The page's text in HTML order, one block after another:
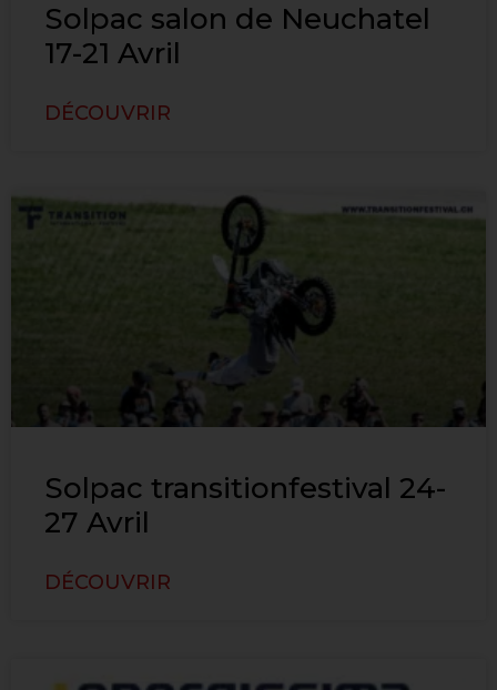
Solpac salon de Neuchatel
17-21 Avril
DÉCOUVRIR
Solpac transitionfestival 24-
27 Avril
DÉCOUVRIR